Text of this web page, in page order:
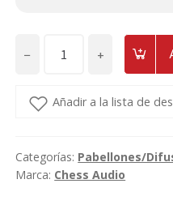
−
Pabellón
tornillos
Audio
DIF58
+
Añadir a la lista de
Categorías: Pabellones/
Marca: Chess Audio